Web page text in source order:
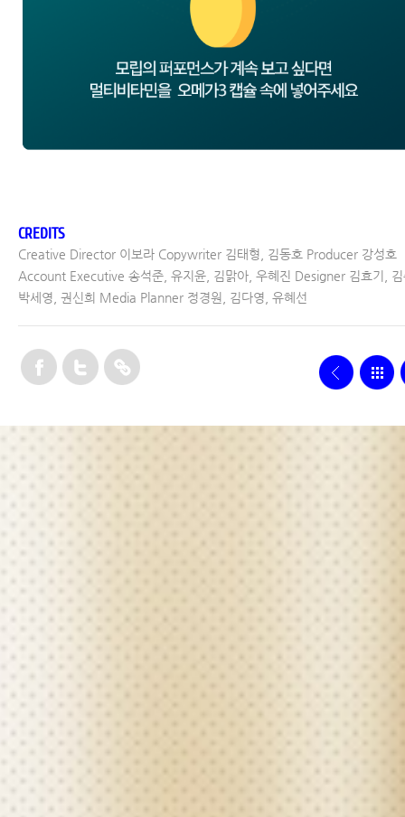
CREDITS
Creative Director 이보라 Copywriter 김태형, 김동호 Producer 강성호
Account Executive 송석준, 유지윤, 김맑아, 우혜진 Designer 김효기, 김
박세영, 권신희 Media Planner 정경원, 김다영, 유혜선